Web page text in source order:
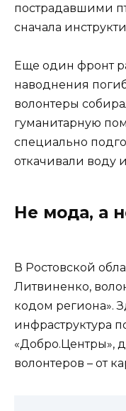
пострадавшими
сначала
Еще один фронт
наводнения
волонтеры
гуманитарную
специально
откачивали воду
Не мода, а
В Ростовской
Литвиненко,
кодом региона».
инфраструктура
«Добро.Центры»,
волонтеров – от